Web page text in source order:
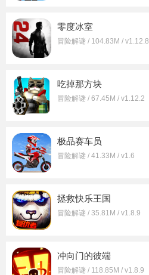
零度冰室
冒险解谜 / 104.83M / v1.12.8
吃掉那方块
冒险解谜 / 67.45M / v1.12.2
极品赛车员
冒险解谜 / 41.33M / v1.6
拯救快乐王国
冒险解谜 / 35.81M / v1.8.9
冲向门的彼端
冒险解谜 / 118.85M / v1.8.9